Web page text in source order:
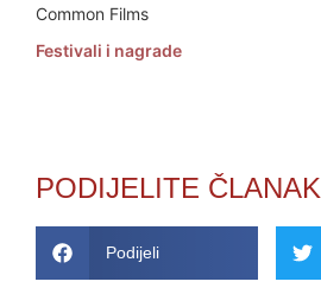
Common Films
Festivali i nagrade
PODIJELITE ČLANAK
Podijeli